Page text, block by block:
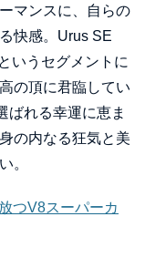
マンスに、自らの
快感。Urus SE
いうセグメントに
の頂に君臨してい
ばれる幸運に恵ま
の内なる狂気と美
。
つV8スーパーカ